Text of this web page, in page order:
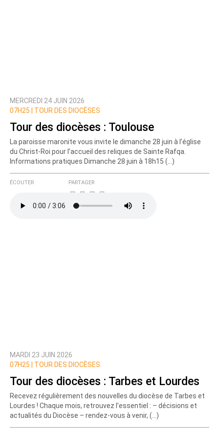
MERCREDI 24 JUIN 2026
07H25 |
TOUR DES DIOCÈSES
Tour des diocèses : Toulouse
La paroisse maronite vous invite le dimanche 28 juin à l’église
du Christ-Roi pour l’accueil des reliques de Sainte Rafqa.
Informations pratiques Dimanche 28 juin à 18h15 (…)
ÉCOUTER PARTAGER
MARDI 23 JUIN 2026
07H25 |
TOUR DES DIOCÈSES
Tour des diocèses : Tarbes et Lourdes
Recevez régulièrement des nouvelles du diocèse de Tarbes et
Lourdes ! Chaque mois, retrouvez l’essentiel : – décisions et
actualités du Diocèse – rendez-vous à venir, (…)